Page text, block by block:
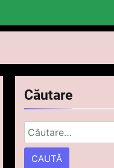
Căutare
Caută
după: